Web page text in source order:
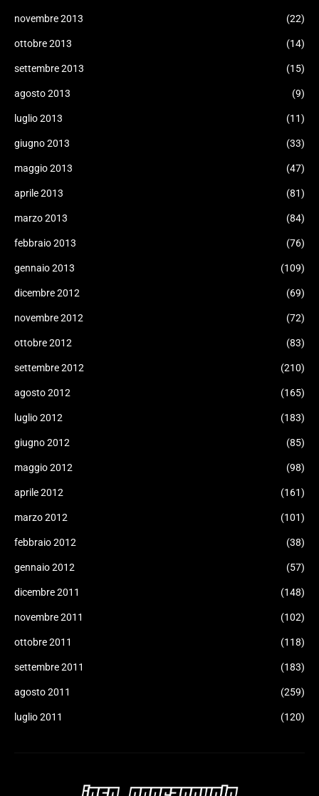
novembre 2013 (22)
ottobre 2013 (14)
settembre 2013 (15)
agosto 2013 (9)
luglio 2013 (11)
giugno 2013 (33)
maggio 2013 (47)
aprile 2013 (81)
marzo 2013 (84)
febbraio 2013 (76)
gennaio 2013 (109)
dicembre 2012 (69)
novembre 2012 (72)
ottobre 2012 (83)
settembre 2012 (210)
agosto 2012 (165)
luglio 2012 (183)
giugno 2012 (85)
maggio 2012 (98)
aprile 2012 (161)
marzo 2012 (101)
febbraio 2012 (38)
gennaio 2012 (57)
dicembre 2011 (148)
novembre 2011 (102)
ottobre 2011 (118)
settembre 2011 (183)
agosto 2011 (259)
luglio 2011 (120)